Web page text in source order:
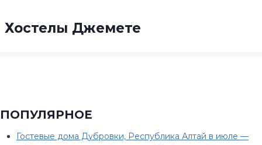
Хостелы Джемете
ПОПУЛЯРНОЕ
Гостевые дома Дубровки, Республика Алтай в июле —